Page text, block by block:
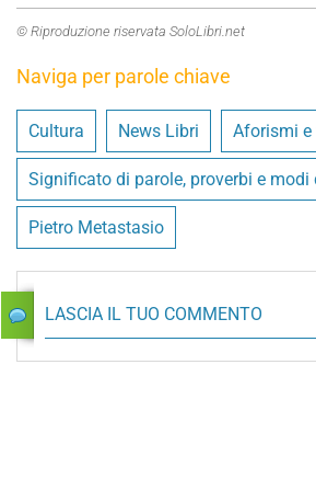
© Riproduzione riservata SoloLibri.net
Naviga per parole chiave
Cultura News Libri Aforismi e
Significato di parole, proverbi e modi
Pietro Metastasio
LASCIA IL TUO COMMENTO